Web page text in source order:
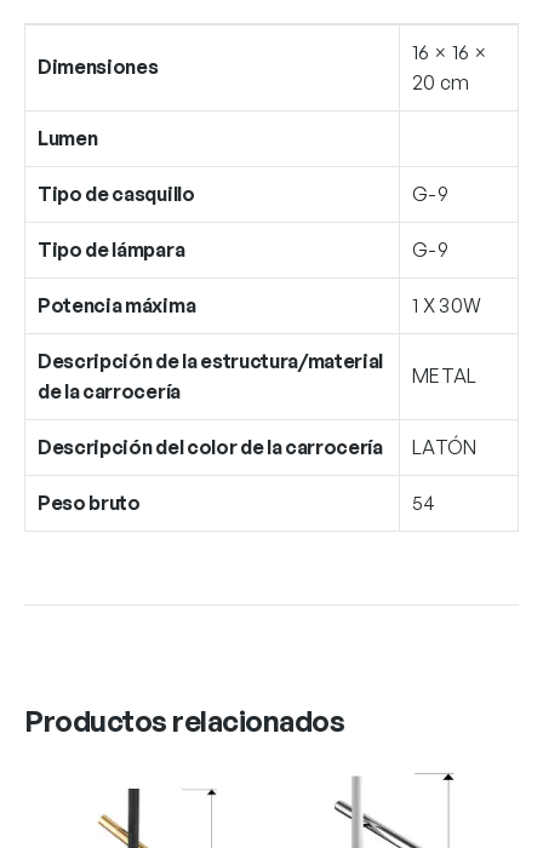
Dimensiones
16 × 16 ×
20 cm
Lumen
Tipo de casquillo G-9
Tipo de lámpara G-9
Potencia máxima 1 X 30W
Descripción de la estructura/material
de la carrocería
METAL
Descripción del color de la carrocería LATÓN
Peso bruto 54
Productos relacionados